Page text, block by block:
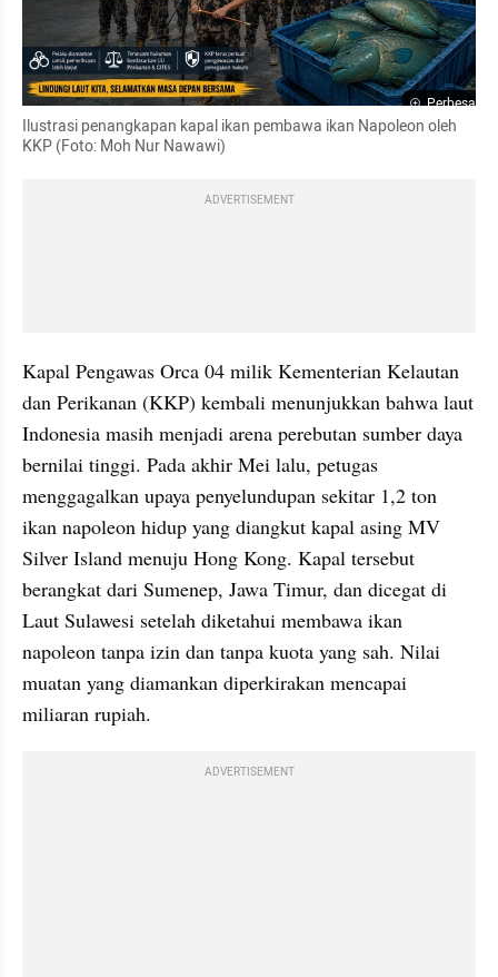
Perbesar
Ilustrasi penangkapan kapal ikan pembawa ikan Napoleon oleh
KKP (Foto: Moh Nur Nawawi)
ADVERTISEMENT
Kapal Pengawas Orca 04 milik Kementerian Kelautan
dan Perikanan (KKP) kembali menunjukkan bahwa laut
Indonesia masih menjadi arena perebutan sumber daya
bernilai tinggi. Pada akhir Mei lalu, petugas
menggagalkan upaya penyelundupan sekitar 1,2 ton
ikan napoleon hidup yang diangkut kapal asing MV
Silver Island menuju Hong Kong. Kapal tersebut
berangkat dari Sumenep, Jawa Timur, dan dicegat di
Laut Sulawesi setelah diketahui membawa ikan
napoleon tanpa izin dan tanpa kuota yang sah. Nilai
muatan yang diamankan diperkirakan mencapai
miliaran rupiah.
ADVERTISEMENT